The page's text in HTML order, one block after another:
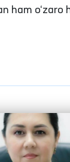
ham o‘zaro